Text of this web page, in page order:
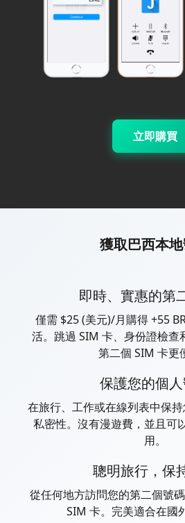
立即購買
獲取巴西本
即時、實惠的第
僅需 $25 (美元)/月購得 +55
活。跳過 SIM 卡、身份證檢查
第二個 SIM 卡更
保護您的個
在旅行、工作或在線列表中保
私密性。沒有漫遊費，並且可
用。
聰明旅行，保
從任何地方訪問您的第二個號
SIM 卡。完美適合在國